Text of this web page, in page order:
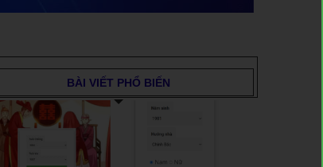
BÀI VIẾT PHỔ BIẾN